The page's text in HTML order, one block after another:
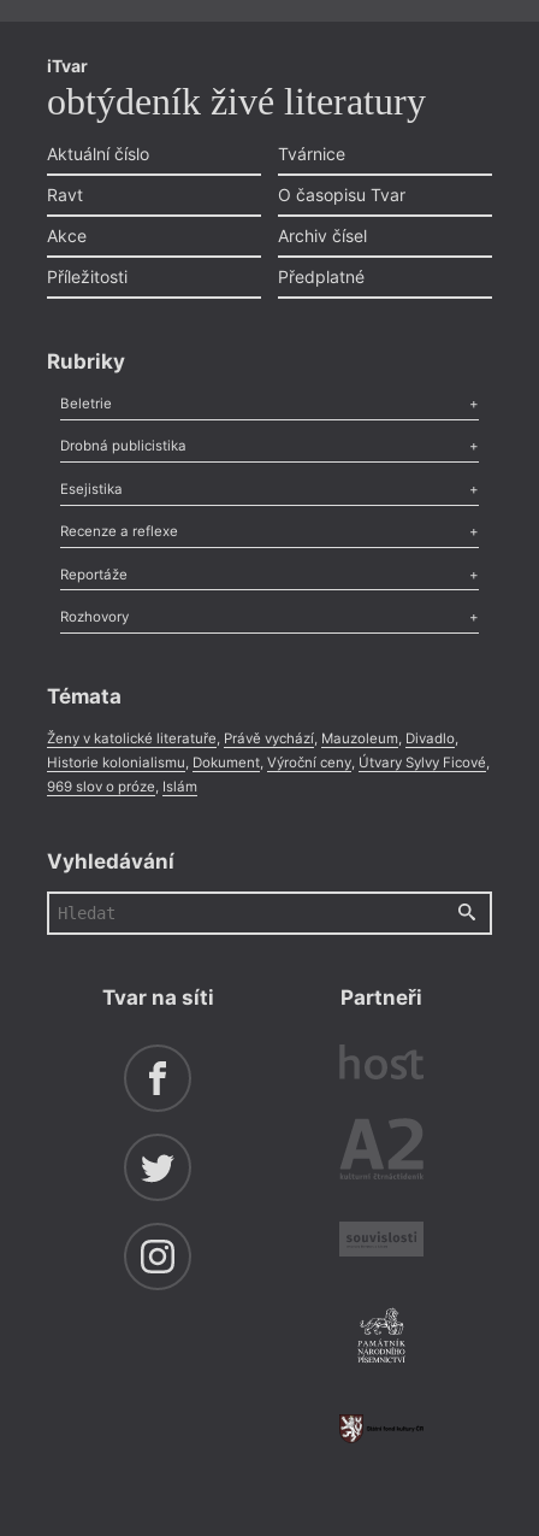
iTvar
obtýdeník živé literatury
Aktuální číslo
Ravt
Akce
Příležitosti
Tvárnice
O časopisu Tvar
Archiv čísel
Předplatné
Rubriky
Beletrie
Poezie,Próza,Dokumenty
Drobná publicistika
Odlesk
Nekrolog,Glosa,Sloupek,Pozvánka,Literární soutěž,
Esejistika
Esej , Pádlo,Úvaha
Recenze a reflexe
Recenze
Méně slov o próze,Celá rubrika
Reportáže
Literární zítřky
Celá rubrika
Rozhovory
Témata
Ženy v katolické literatuře, Právě vychází, Mauzoleum, Divadlo,
Historie kolonialismu, Dokument, Výroční ceny, Útvary Sylvy Ficové,
969 slov o próze, Islám
Vyhledávání
Tvar na síti Partneři